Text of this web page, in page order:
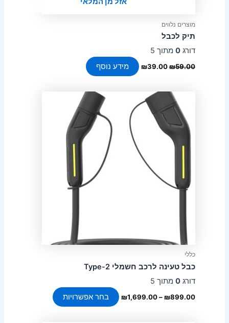
מוצרים נלווים
תיק לכבל
דורג0 מתוך 5
₪59.00
₪39.00 מידע נוסף
כללי
כבל טעינה לרכב חשמלי Type-2
דורג0 מתוך 5
₪899.00
–
₪1,699.00 בחר אפשרויות